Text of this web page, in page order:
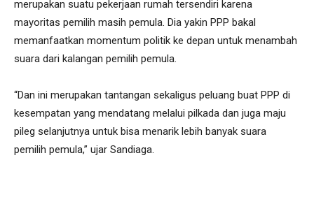
merupakan suatu pekerjaan rumah tersendiri karena
mayoritas pemilih masih pemula. Dia yakin PPP bakal
memanfaatkan momentum politik ke depan untuk menambah
suara dari kalangan pemilih pemula.
“Dan ini merupakan tantangan sekaligus peluang buat PPP di
kesempatan yang mendatang melalui pilkada dan juga maju
pileg selanjutnya untuk bisa menarik lebih banyak suara
pemilih pemula,” ujar Sandiaga.